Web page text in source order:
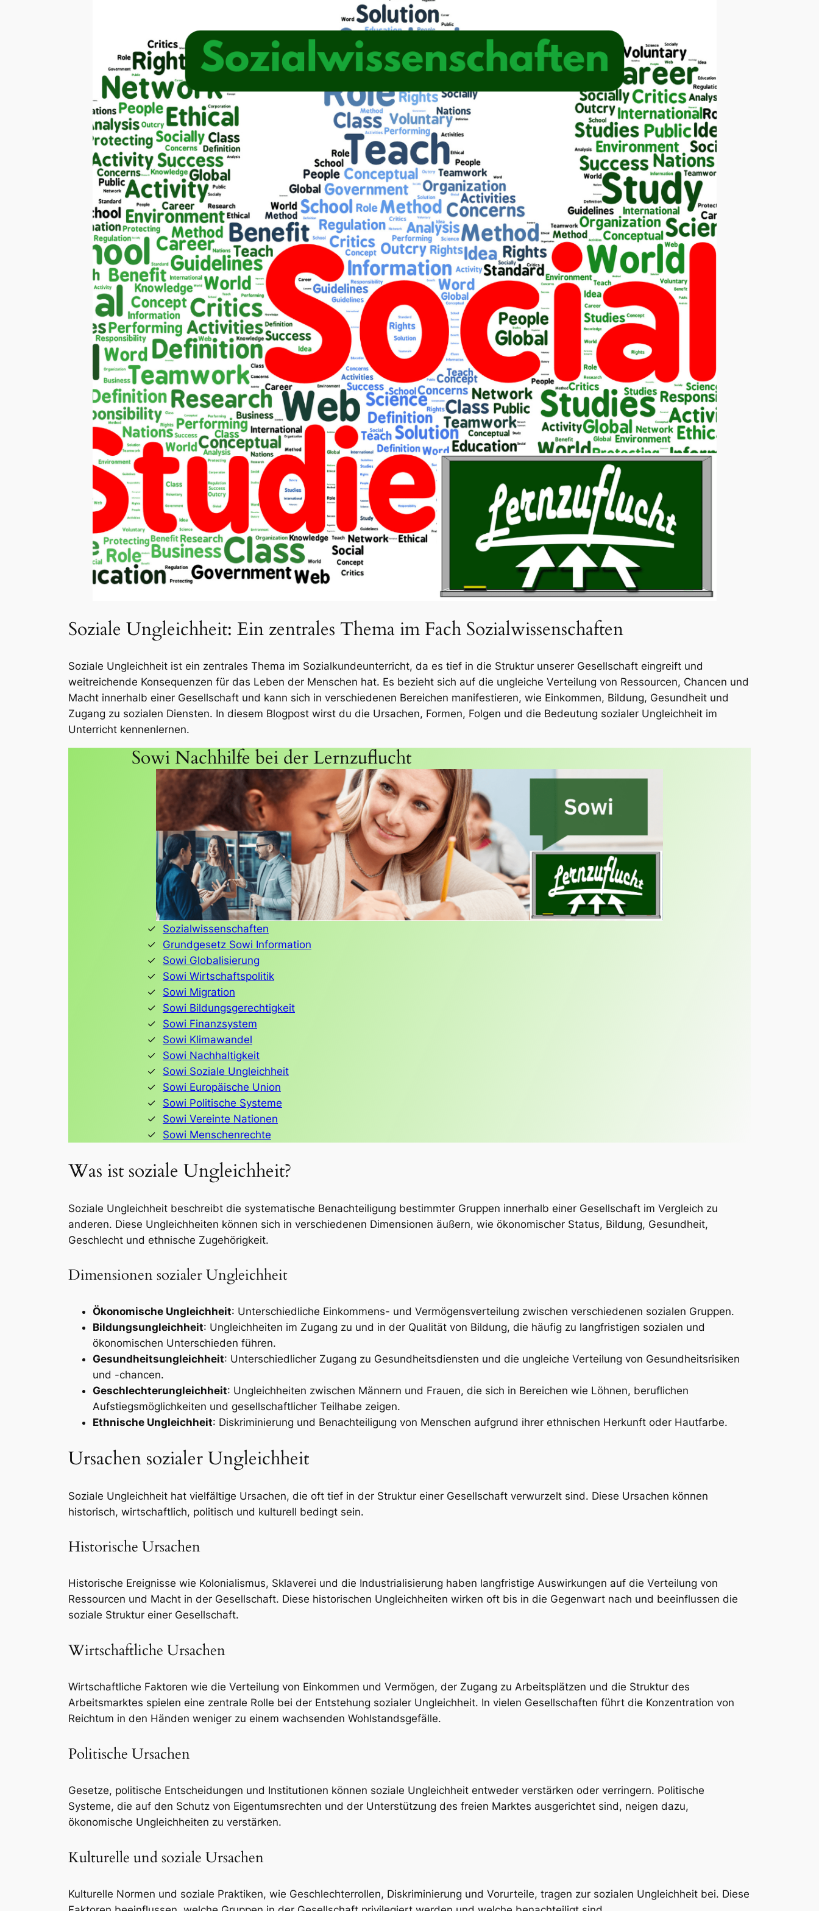
Soziale Ungleichheit: Ein zentrales Thema im Fach Sozialwissenschaften
Soziale Ungleichheit ist ein zentrales Thema im Sozialkundeunterricht, da es tief in die Struktur unserer Gesellschaft eingreift und
weitreichende Konsequenzen für das Leben der Menschen hat. Es bezieht sich auf die ungleiche Verteilung von Ressourcen, Chancen und
Macht innerhalb einer Gesellschaft und kann sich in verschiedenen Bereichen manifestieren, wie Einkommen, Bildung, Gesundheit und
Zugang zu sozialen Diensten. In diesem Blogpost wirst du die Ursachen, Formen, Folgen und die Bedeutung sozialer Ungleichheit im
Unterricht kennenlernen.
Sowi Nachhilfe bei der Lernzuflucht
Sozialwissenschaften
Grundgesetz Sowi Information
Sowi Globalisierung
Sowi Wirtschaftspolitik
Sowi Migration
Sowi Bildungsgerechtigkeit
Sowi Finanzsystem
Sowi Klimawandel
Sowi Nachhaltigkeit
Sowi Soziale Ungleichheit
Sowi Europäische Union
Sowi Politische Systeme
Sowi Vereinte Nationen
Sowi Menschenrechte
Was ist soziale Ungleichheit?
Soziale Ungleichheit beschreibt die systematische Benachteiligung bestimmter Gruppen innerhalb einer Gesellschaft im Vergleich zu
anderen. Diese Ungleichheiten können sich in verschiedenen Dimensionen äußern, wie ökonomischer Status, Bildung, Gesundheit,
Geschlecht und ethnische Zugehörigkeit.
Dimensionen sozialer Ungleichheit
Ökonomische Ungleichheit: Unterschiedliche Einkommens- und Vermögensverteilung zwischen verschiedenen sozialen Gruppen.
Bildungsungleichheit: Ungleichheiten im Zugang zu und in der Qualität von Bildung, die häufig zu langfristigen sozialen und
ökonomischen Unterschieden führen.
Gesundheitsungleichheit: Unterschiedlicher Zugang zu Gesundheitsdiensten und die ungleiche Verteilung von Gesundheitsrisiken
und -chancen.
Geschlechterungleichheit: Ungleichheiten zwischen Männern und Frauen, die sich in Bereichen wie Löhnen, beruflichen
Aufstiegsmöglichkeiten und gesellschaftlicher Teilhabe zeigen.
Ethnische Ungleichheit: Diskriminierung und Benachteiligung von Menschen aufgrund ihrer ethnischen Herkunft oder Hautfarbe.
Ursachen sozialer Ungleichheit
Soziale Ungleichheit hat vielfältige Ursachen, die oft tief in der Struktur einer Gesellschaft verwurzelt sind. Diese Ursachen können
historisch, wirtschaftlich, politisch und kulturell bedingt sein.
Historische Ursachen
Historische Ereignisse wie Kolonialismus, Sklaverei und die Industrialisierung haben langfristige Auswirkungen auf die Verteilung von
Ressourcen und Macht in der Gesellschaft. Diese historischen Ungleichheiten wirken oft bis in die Gegenwart nach und beeinflussen die
soziale Struktur einer Gesellschaft.
Wirtschaftliche Ursachen
Wirtschaftliche Faktoren wie die Verteilung von Einkommen und Vermögen, der Zugang zu Arbeitsplätzen und die Struktur des
Arbeitsmarktes spielen eine zentrale Rolle bei der Entstehung sozialer Ungleichheit. In vielen Gesellschaften führt die Konzentration von
Reichtum in den Händen weniger zu einem wachsenden Wohlstandsgefälle.
Politische Ursachen
Gesetze, politische Entscheidungen und Institutionen können soziale Ungleichheit entweder verstärken oder verringern. Politische
Systeme, die auf den Schutz von Eigentumsrechten und der Unterstützung des freien Marktes ausgerichtet sind, neigen dazu,
ökonomische Ungleichheiten zu verstärken.
Kulturelle und soziale Ursachen
Kulturelle Normen und soziale Praktiken, wie Geschlechterrollen, Diskriminierung und Vorurteile, tragen zur sozialen Ungleichheit bei. Diese